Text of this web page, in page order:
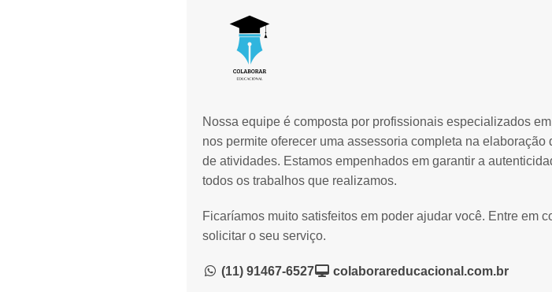
Nossa equipe é composta por profissionais especializados
nos permite oferecer uma assessoria completa na elaboração
de atividades. Estamos empenhados em garantir a
todos os trabalhos que realizamos.
Ficaríamos muito satisfeitos em poder ajudar você. Entre em
solicitar o seu serviço.
(11) 91467-6527 colaborareducacional.com.br